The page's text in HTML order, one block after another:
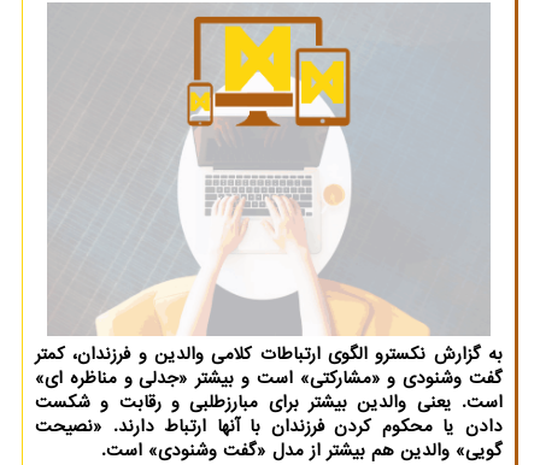
به گزارش نکسترو الگوی ارتباطات کلامی والدین و فرزندان، کمتر
گفت وشنودی و «مشارکتی» است و بیشتر «جدلی و مناظره ای»
است. یعنی والدین بیشتر برای مبارزطلبی و رقابت و شکست
دادن یا محکوم کردن فرزندان با آنها ارتباط دارند. «نصیحت
گویی» والدین هم بیشتر از مدل «گفت وشنودی» است.